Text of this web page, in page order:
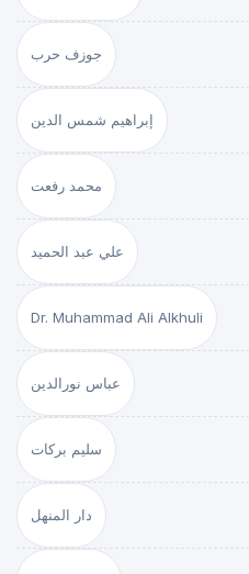
جوزف حرب
إبراهيم شمس الدين
محمد رفعت
علي عبد الحميد
Dr. Muhammad Ali Alkhuli
عباس نورالدين
سليم بركات
دار المنهل